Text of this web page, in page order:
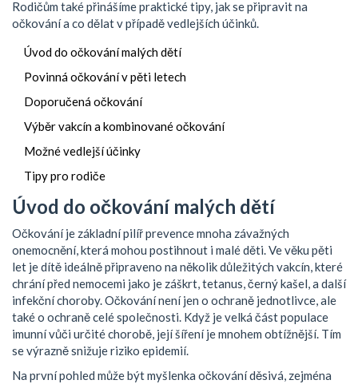
Rodičům také přinášíme praktické tipy, jak se připravit na
očkování a co dělat v případě vedlejších účinků.
Úvod do očkování malých dětí
Povinná očkování v pěti letech
Doporučená očkování
Výběr vakcín a kombinované očkování
Možné vedlejší účinky
Tipy pro rodiče
Úvod do očkování malých dětí
Očkování je základní pilíř prevence mnoha závažných
onemocnění, která mohou postihnout i malé děti. Ve věku pěti
let je dítě ideálně připraveno na několik důležitých vakcín, které
chrání před nemocemi jako je záškrt, tetanus, černý kašel, a další
infekční choroby. Očkování není jen o ochraně jednotlivce, ale
také o ochraně celé společnosti. Když je velká část populace
imunní vůči určité chorobě, její šíření je mnohem obtížnější. Tím
se výrazně snižuje riziko epidemií.
Na první pohled může být myšlenka očkování děsivá, zejména